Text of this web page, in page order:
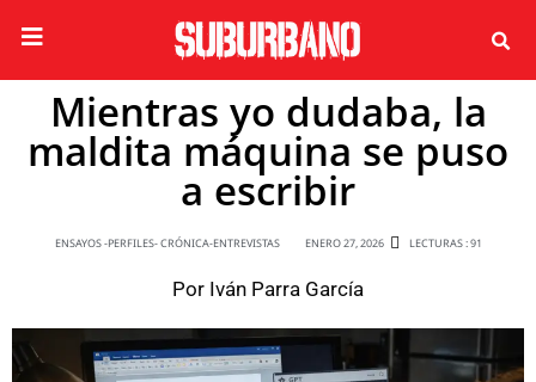
Mientras yo dudaba, la
maldita máquina se puso
a escribir
ENSAYOS -PERFILES- CRÓNICA-ENTREVISTAS ENERO 27, 2026 LECTURAS : 91
Por Iván Parra García